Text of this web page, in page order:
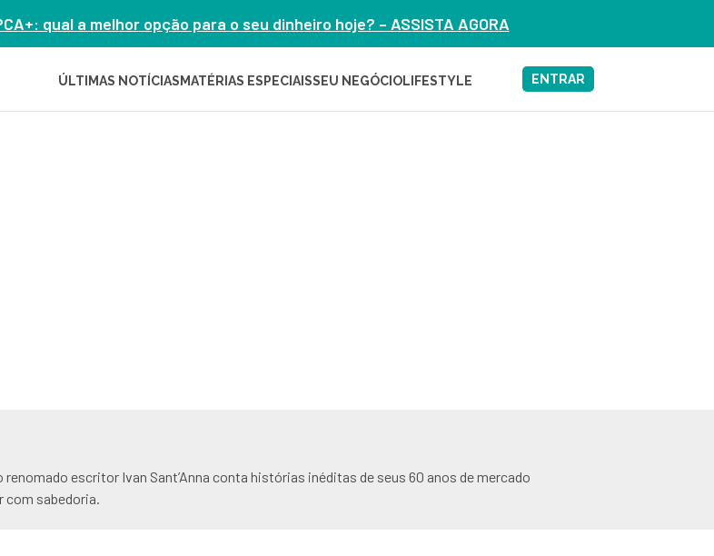
qual a melhor opção para o seu dinheiro hoje? – ASSISTA AGORA
ÚLTIMAS NOTÍCIAS MATÉRIAS ESPECIAISSEU NEGÓCIOLIFESTYLE ENTRAR
escritor Ivan Sant’Anna conta histórias inéditas de seus 60 anos de mercado
com sabedoria.